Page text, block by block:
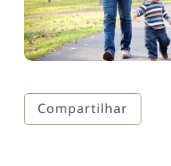
Compartilhar